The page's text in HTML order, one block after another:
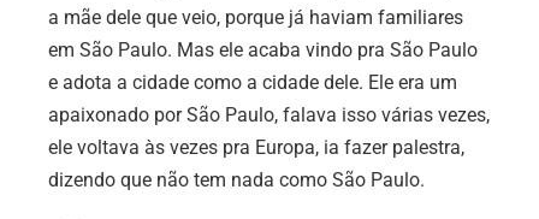
a mãe dele que veio, porque já haviam familiares
em São Paulo. Mas ele acaba vindo pra São Paulo
e adota a cidade como a cidade dele. Ele era um
apaixonado por São Paulo, falava isso várias vezes,
ele voltava às vezes pra Europa, ia fazer palestra,
dizendo que não tem nada como São Paulo.